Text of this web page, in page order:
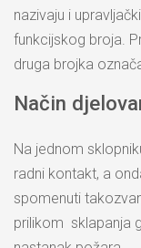
nazivaju i
funkcijskog broja.
druga brojka
Način
Na jednom
radni kontakt, a
spomenuti
prilikom sklapanja